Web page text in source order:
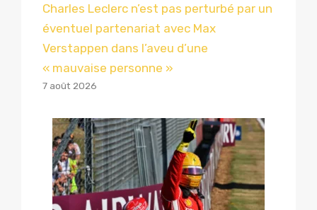
Charles Leclerc n’est pas perturbé par un
éventuel partenariat avec Max
Verstappen dans l’aveu d’une
« mauvaise personne »
7 août 2026